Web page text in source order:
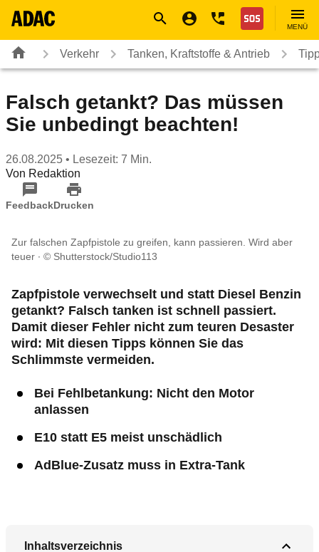
Nothilfe
MENÜ
Verkehr Tanken, Kraftstoffe & Antrieb
Falsch getankt? Das müssen
Sie unbedingt beachten!
26.08.2025 • Lesezeit: 7 Min.
Von Redaktion
FeedbackDrucken
Zur falschen Zapfpistole zu greifen, kann passieren. Wird aber
teuer
© Shutterstock/Studio113
Zapfpistole verwechselt und statt Diesel Benzin
getankt? Falsch tanken ist schnell passiert.
Damit dieser Fehler nicht zum teuren Desaster
wird: Mit diesen Tipps können Sie das
Schlimmste vermeiden.
Bei Fehlbetankung: Nicht den Motor
anlassen
E10 statt E5 meist unschädlich
AdBlue-Zusatz muss in Extra-Tank
Inhaltsverzeichnis